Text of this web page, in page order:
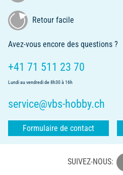
Retour facile
Avez-vous encore des questions ?
+41 71 511 23 70
Lundi au vendredi de 8h30 à 16h
service@vbs-hobby.ch
Formulaire de contact
SUIVEZ-NOUS: